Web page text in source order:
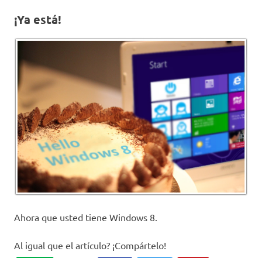
¡Ya está!
Ahora que usted tiene Windows 8.
Al igual que el artículo? ¡Compártelo!